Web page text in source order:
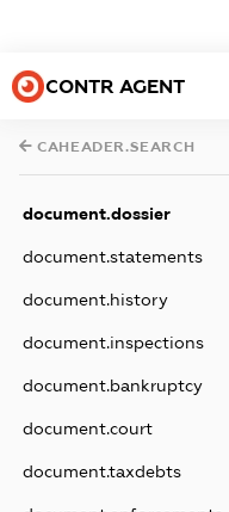
CONTR AGENT
CAHEADER.SEARCH
document.dossier
document.statements
document.history
document.inspections
document.bankruptcy
document.court
document.taxdebts